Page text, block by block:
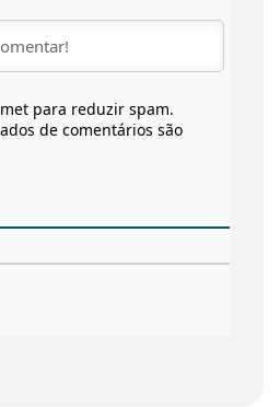
para reduzir spam.
de comentários são